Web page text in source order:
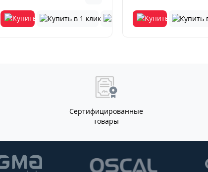
Сертифицированные
товары